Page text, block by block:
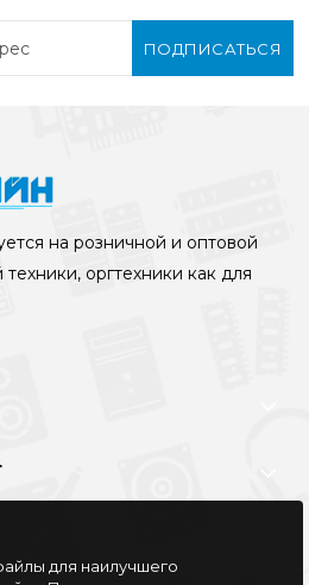
ПОДПИСАТЬСЯ
на розничной и оптовой
оргтехники как для
для наилучшего